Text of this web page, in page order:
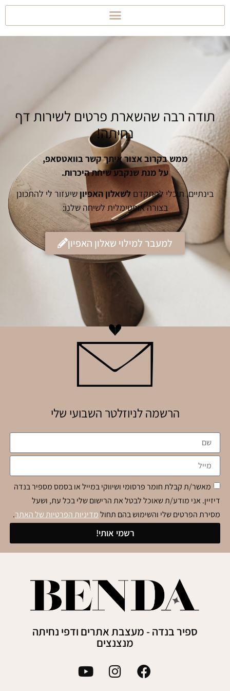
תודה רבה שהשארת פרטים לשירות דף
נחיתה!
ממש בקרוב אצור איתך קשר בוואטסאפ,
על מנת שנקבע שיחת היכרות.
בינתיים, תוכלי להתקדם לשאלון האפיוןשיעזור לי להתכונן
בצורה אופטימלית לשיחה שלנו:
למעבר למילוי שאלון האפיון
הרשמה לניוזלטר השבועי שלי
מאשר/ת קבלת חומר פרסומי ושיווקי במייל או בסמס מספיר בנדה
דיזיין. אני מודע/ת שאוכל לבטל את הרישום שלי בכל עת, ושעל
מסירת הפרטים שלי והשימוש בהם תחולמדיניות הפרטיות של האתר.
רשמי אותי!
ספיר בנדה - מעצבת אתרים ודפי נחיתה
מנצנצים